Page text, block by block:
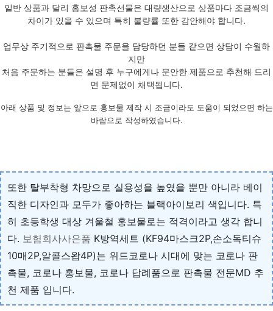
일반 상품과 달리 홍보성 판촉선물은 대량생산으로 상품마다 조금씩의
차이가 있을 수 있으며 특히 불량률 또한 감안해야 합니다.
업무상 주기적으로 판촉물 주문을 담당하던 분들 같으면 상담이 수월하
지만
처음 주문하는 분들은 설명 후 누구에게나 문안한 제품으로 추천해 드리
면 문제없이 채택됩니다.
아래 상품 및 정보는 앞으로 홍보물 제작 시 조금이라도 도움이 되었으면 하는
바람으로 작성하였습니다.
또한 탈부착형 차망으로 실용성을 높였을 뿐만 아니라 베이
직한 디자인과 모두가 좋아하는 블랙아이보리 색입니다. 특
히 초등학생 대상 겨울철 홍보물로는 적격이라고 생각 합니
다. 보험회사사은품 K방역세트 (KF94마스크2P,손소독티슈
10매2P,알콜스왑4P)는 위드코로나 시대에 맞는 코로나 판
촉물, 코로나 홍보물, 코로나 답례품으로 판촉물 전문MD 추
천 제품 입니다.